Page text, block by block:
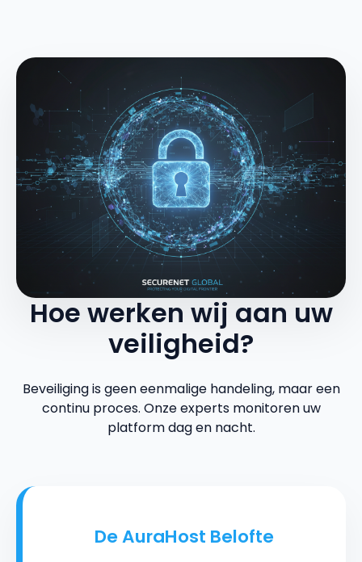
Hoe werken wij aan uw
veiligheid?
Beveiliging is geen eenmalige handeling, maar een
continu proces. Onze experts monitoren uw
platform dag en nacht.
De AuraHost Belofte